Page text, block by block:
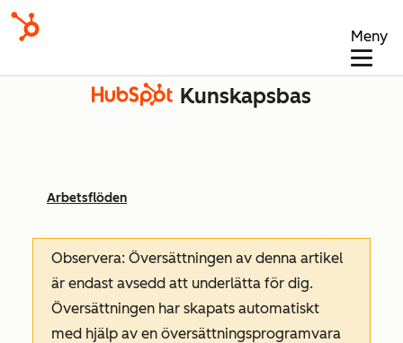
Meny
Kunskapsbas
Arbetsflöden
Observera: Översättningen av denna artikel
är endast avsedd att underlätta för dig.
Översättningen har skapats automatiskt
med hjälp av en översättningsprogramvara